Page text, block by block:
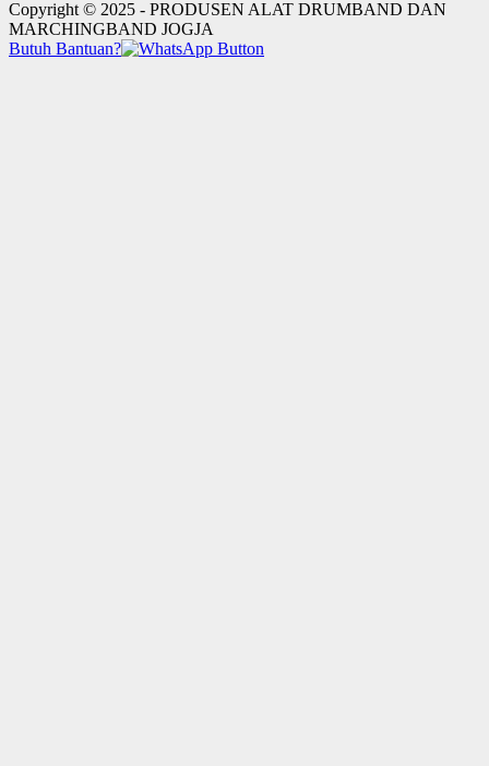
Copyright © 2025 - PRODUSEN ALAT DRUMBAND DAN
MARCHINGBAND JOGJA
Butuh Bantuan?